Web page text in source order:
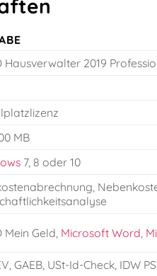
Hausverwalter 2019
MB
7, 8 oder 10
Mein Geld, Microsoft Word,
GAEB, USt-Id-Check, IDW